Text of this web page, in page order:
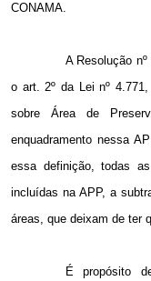
CONAMA.
A Resolução
o art. 2º da Lei nº
sobre Área de
enquadramento nessa
essa definição, todas
incluídas na APP, a
áreas, que deixam de ter
É propósito